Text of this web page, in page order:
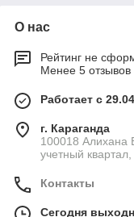
промышленных
Виды
В зависимости от
крепежных
однорожковые
двухрожковые
О нас
Рейтинг не
Менее 5 отзывов
Работает с
г. Караганда
100018 Алихана
учетный
Контакты
Сегодня